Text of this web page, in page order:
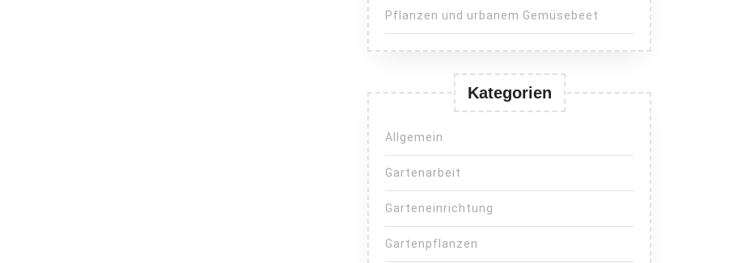
Pflanzen und urbanem Gemüsebeet
Kategorien
Allgemein
Gartenarbeit
Garteneinrichtung
Gartenpflanzen